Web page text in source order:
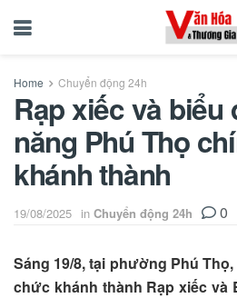
Home Chuyển động 24h
Rạp xiếc và biểu
năng Phú Thọ
khánh thành
19/08/2025 in Chuyển động 24h 0
Sáng 19/8, tại phường Phú
chức khánh thành Rạp xiếc và